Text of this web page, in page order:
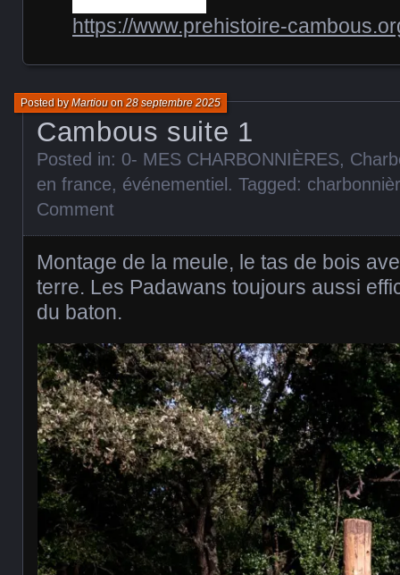
https://www.prehistoire-
Cambous suite 1
Posted byMartiouon28 septembre 2025
Posted in: 0- MES CHARBONNIÈRES,
en france, événementiel. Tagged:
Comment
Montage de la meule, le tas de bois
terre. Les Padawans toujours aussi
du baton.